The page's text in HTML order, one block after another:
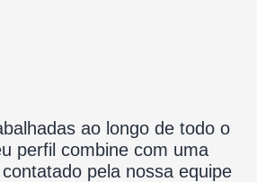
ao longo de todo o
perfil combine com uma
pela nossa equipe